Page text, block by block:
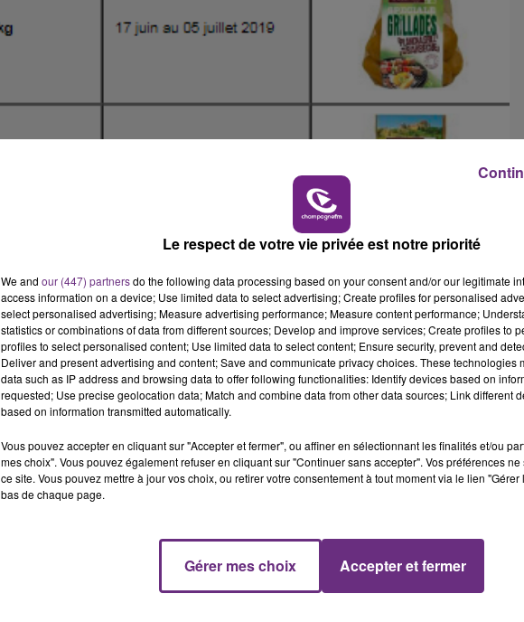
15h00 - 19h00
Le Club Champagne FM
Le respect de votre vie privée est notre priorité
We and our (447) partnersdo the following data processing based on your consent and/or our legitimate
access information on a device; Use limited data to select advertising; Create profiles for personalised
select personalised advertising; Measure advertising performance; Measure content performance;
statistics or combinations of data from different sources; Develop and improve services; Create profiles to
profiles to select personalised content; Use limited data to select content; Ensure security, prevent and
Deliver and present advertising and content; Save and communicate privacy choices. These technologies
data such as IP address and browsing data to offer following functionalities: Identify devices based on
requested; Use precise geolocation data; Match and combine data from other data sources; Link different
based on information transmitted automatically.
Vous pouvez accepter en cliquant sur "Accepter et fermer", ou affiner en sélectionnant les finalités et/ou
mes choix". Vous pouvez également refuser en cliquant sur "Continuer sans accepter". Vos préférences
ce site. Vous pouvez mettre à jour vos choix, ou retirer votre consentement à tout moment via le lien
bas de chaque page.
Gérer mes choix Accepter et fermer